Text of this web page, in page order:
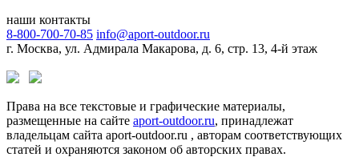
наши контакты
8-800-700-70-85 info@aport-outdoor.ru
г. Москва, ул. Адмирала Макарова, д. 6, стр. 13, 4-й этаж
Права на все текстовые и графические материалы,
размещенные на сайте aport-outdoor.ru, принадлежат
владельцам сайта aport-outdoor.ru , авторам соответствующих
статей и охраняются законом об авторских правах.